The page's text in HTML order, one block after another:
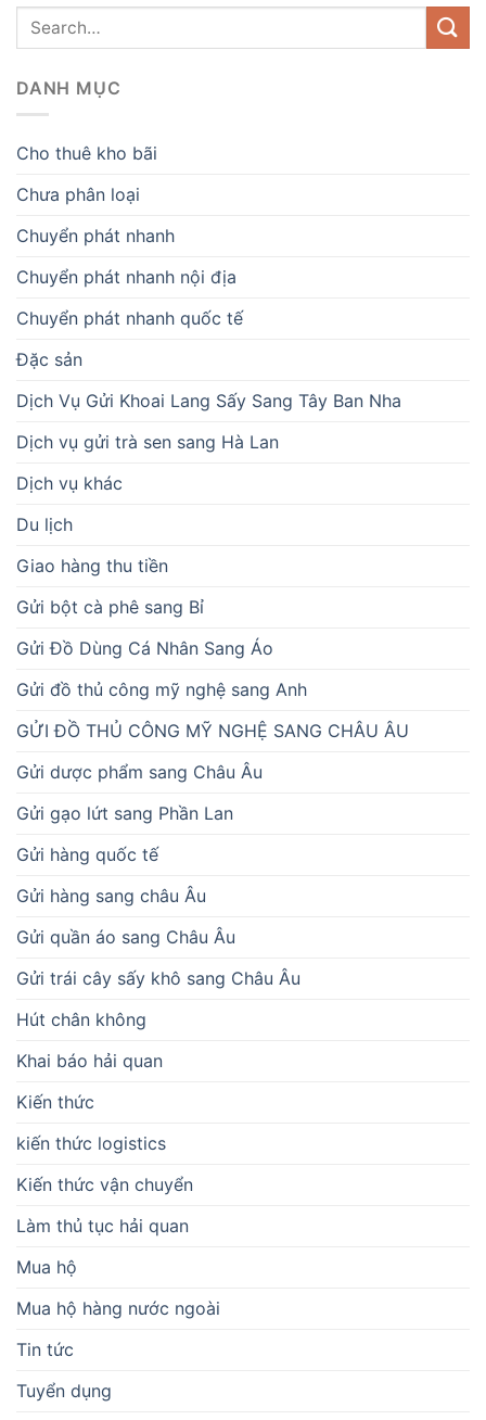
DANH MỤC
Cho thuê kho bãi
Chưa phân loại
Chuyển phát nhanh
Chuyển phát nhanh nội địa
Chuyển phát nhanh quốc tế
Đặc sản
Dịch Vụ Gửi Khoai Lang Sấy Sang Tây Ban Nha
Dịch vụ gửi trà sen sang Hà Lan
Dịch vụ khác
Du lịch
Giao hàng thu tiền
Gửi bột cà phê sang Bỉ
Gửi Đồ Dùng Cá Nhân Sang Áo
Gửi đồ thủ công mỹ nghệ sang Anh
GỬI ĐỒ THỦ CÔNG MỸ NGHỆ SANG CHÂU ÂU
Gửi dược phẩm sang Châu Âu
Gửi gạo lứt sang Phần Lan
Gửi hàng quốc tế
Gửi hàng sang châu Âu
Gửi quần áo sang Châu Âu
Gửi trái cây sấy khô sang Châu Âu
Hút chân không
Khai báo hải quan
Kiến thức
kiến thức logistics
Kiến thức vận chuyển
Làm thủ tục hải quan
Mua hộ
Mua hộ hàng nước ngoài
Tin tức
Tuyển dụng